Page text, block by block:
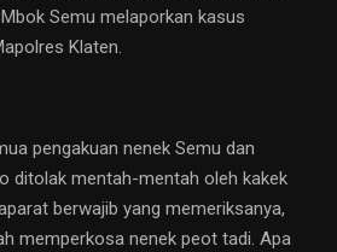
Semu melaporkan kasus
Klaten.
pengakuan nenek Semu dan
ditolak mentah-mentah oleh kakek
berwajib yang memeriksanya,
memperkosa nenek peot tadi. Apa